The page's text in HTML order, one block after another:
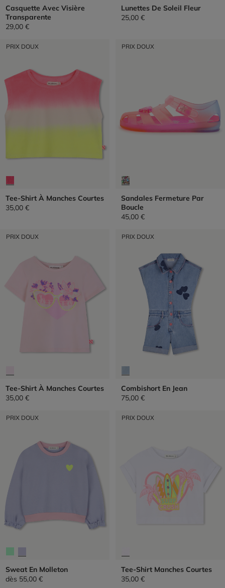
Casquette Avec Visière
Transparente
29,00 €
Lunettes De Soleil Fleur
25,00 €
PRIX DOUX
Tee-Shirt À Manches Courtes
35,00 €
PRIX DOUX
Sandales Fermeture Par
Boucle
45,00 €
PRIX DOUX
Tee-Shirt À Manches Courtes
35,00 €
PRIX DOUX
Combishort En Jean
75,00 €
PRIX DOUX
Sweat En Molleton
dès 55,00 €
PRIX DOUX
Tee-Shirt Manches Courtes
35,00 €